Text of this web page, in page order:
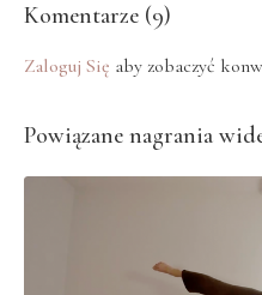
Komentarze (9)
Zaloguj Się aby zobaczyć
Powiązane nagrania